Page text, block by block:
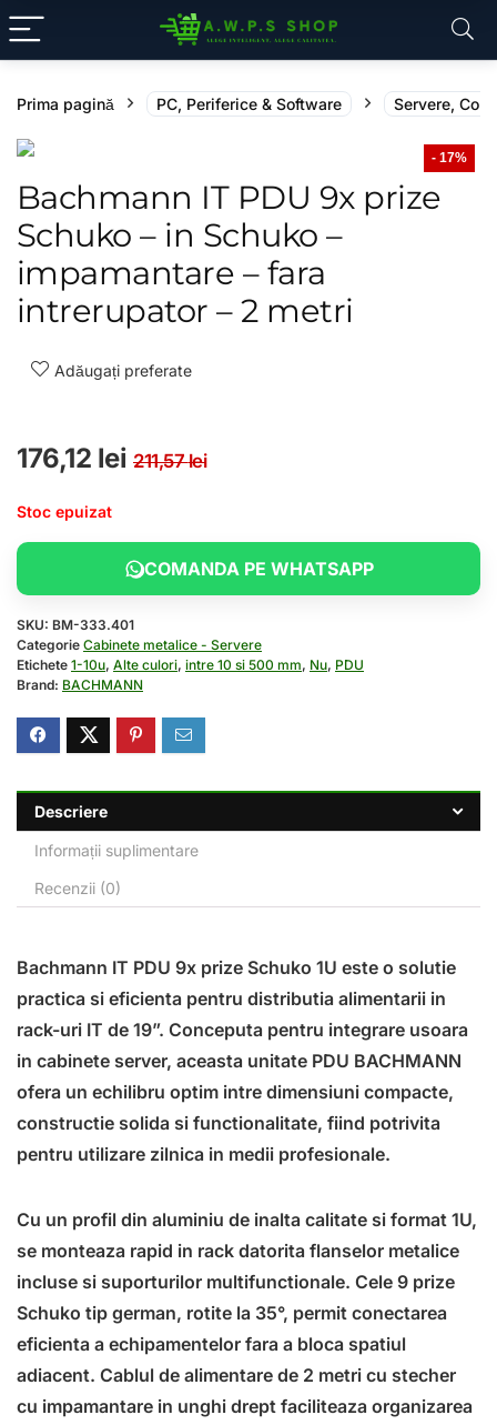
Prima pagină PC, Periferice & Software Servere,
- 17%
Bachmann IT PDU 9x prize
Schuko – in Schuko –
impamantare – fara
intrerupator – 2 metri
Adăugați preferate
211,57leiPrețul inițial a fost:
176,12 lei Prețul curent este:
Stoc epuizat
COMANDA PE WHATSAPP
SKU: BM-333.401
Categorie Cabinete metalice - Servere
Etichete 1-10u, Alte culori, intre 10 si 500 mm, Nu, PDU
Brand: BACHMANN
Descriere
Informații suplimentare
Recenzii (0)
Bachmann IT PDU 9x prize Schuko 1U este o solutie
practica si eficienta pentru distributia alimentarii in
rack-uri IT de 19”. Conceputa pentru integrare usoara
in cabinete server, aceasta unitate PDU BACHMANN
ofera un echilibru optim intre dimensiuni compacte,
constructie solida si functionalitate, fiind potrivita
pentru utilizare zilnica in medii profesionale.
Cu un profil din aluminiu de inalta calitate si format 1U,
se monteaza rapid in rack datorita flanselor metalice
incluse si suporturilor multifunctionale. Cele 9 prize
Schuko tip german, rotite la 35°, permit conectarea
eficienta a echipamentelor fara a bloca spatiul
adiacent. Cablul de alimentare de 2 metri cu stecher
cu impamantare in unghi drept faciliteaza organizarea